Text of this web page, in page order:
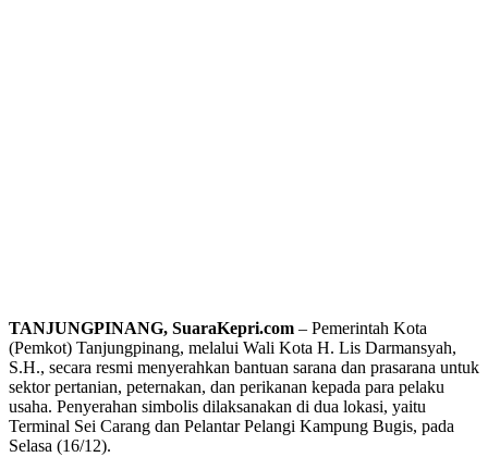
TANJUNGPINANG, SuaraKepri.com – Pemerintah Kota
(Pemkot) Tanjungpinang, melalui Wali Kota H. Lis Darmansyah,
S.H., secara resmi menyerahkan bantuan sarana dan prasarana untuk
sektor pertanian, peternakan, dan perikanan kepada para pelaku
usaha. Penyerahan simbolis dilaksanakan di dua lokasi, yaitu
Terminal Sei Carang dan Pelantar Pelangi Kampung Bugis, pada
Selasa (16/12).